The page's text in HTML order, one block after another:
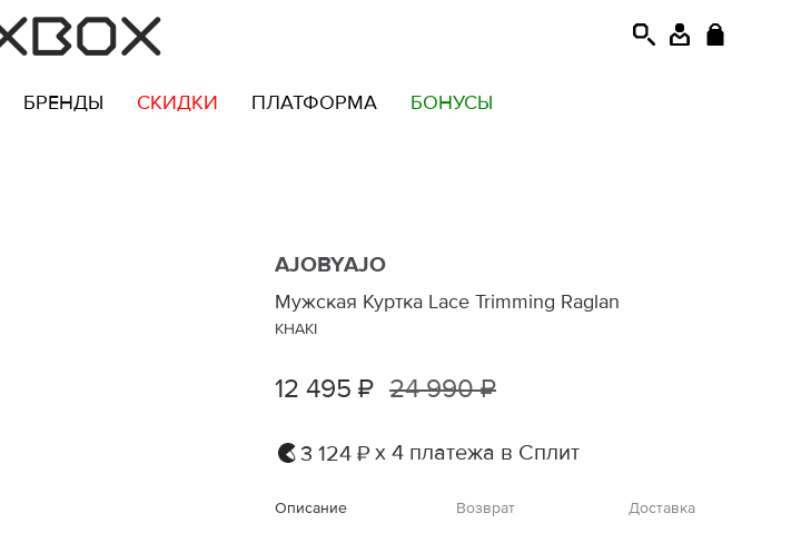
БРЕНДЫ СКИДКИ ПЛАТФОРМА БОНУСЫ
AJOBYAJO
Мужская Куртка Lace Trimming Raglan
KHAKI
12 495 ₽ 24 990 ₽
3 124 ₽ х 4 платежа в Сплит
Описание Возврат Доставка